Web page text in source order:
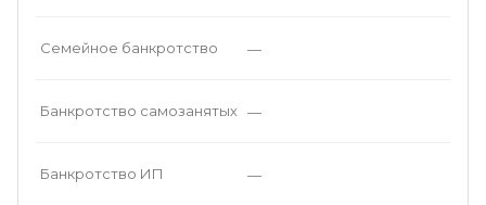
Семейное банкротство —
Банкротство самозанятых —
Банкротство ИП —